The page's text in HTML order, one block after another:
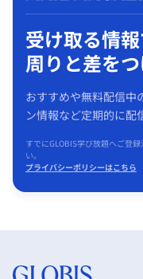
受け取る情
周りと差を
おすすめや無料配信中
ン情報など定期的に配
すでにGLOBIS学び放題へご登
い。
プライバシーポリシーはこちら